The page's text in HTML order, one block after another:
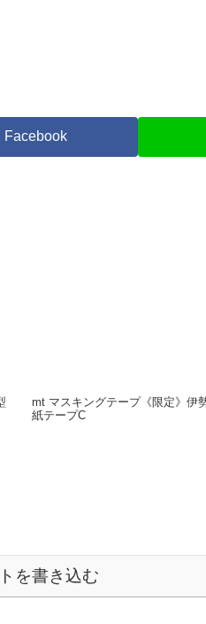
Facebook
mt マスキングテープ《限定》伊
紙テープC
を書き込む